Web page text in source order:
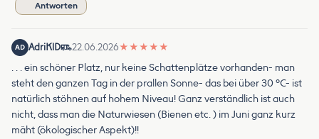
Antworten
AD AdriKlD 22.06.2026★ ★ ★ ★ ★
. . . ein schöner Platz, nur keine Schattenplätze vorhanden- man
steht den ganzen Tag in der prallen Sonne- das bei über 30 °C- ist
natürlich stöhnen auf hohem Niveau! Ganz verständlich ist auch
nicht, dass man die Naturwiesen (Bienen etc. ) im Juni ganz kurz
mäht (ökologischer Aspekt)!!